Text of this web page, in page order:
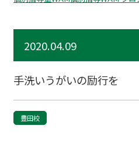
2020.04.09
手洗いうがいの励行を
豊田校